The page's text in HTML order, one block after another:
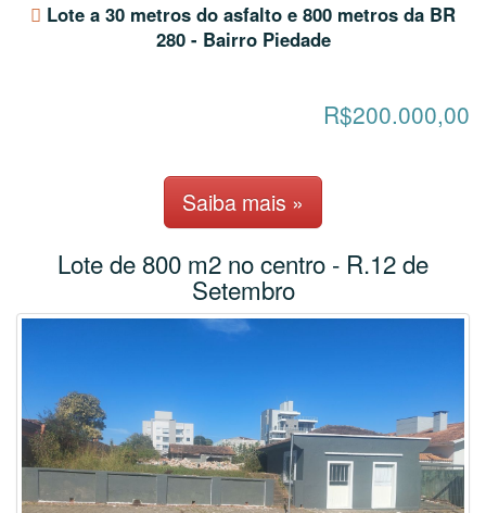
Lote a 30 metros do asfalto e 800 metros da BR
280 - Bairro Piedade
R$200.000,00
Saiba mais »
Lote de 800 m2 no centro - R.12 de
Setembro